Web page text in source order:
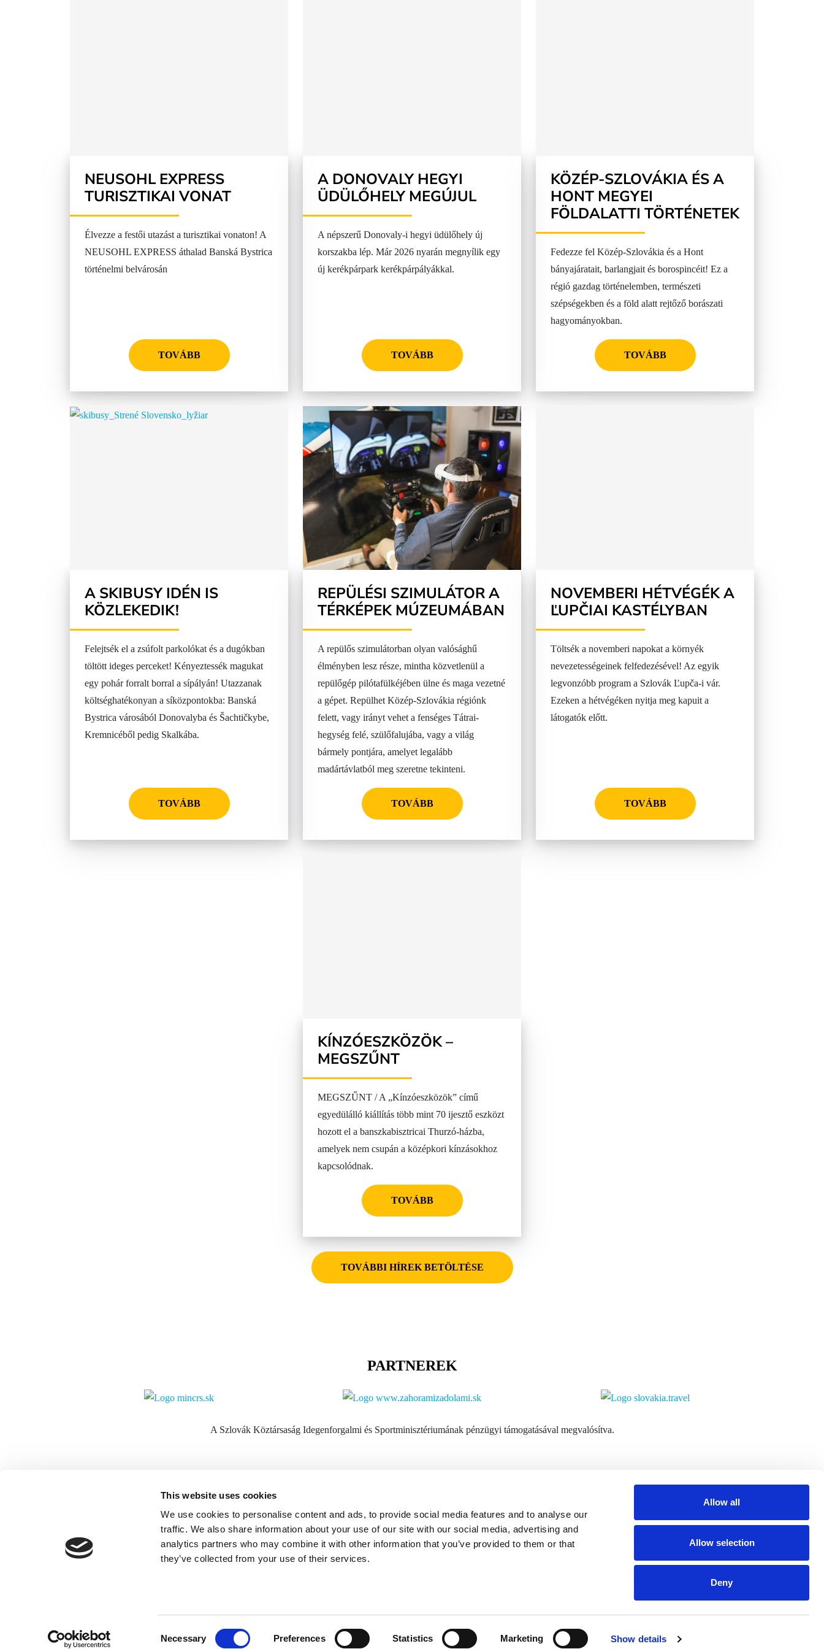
This website uses cookies
We use cookies to personalise content and ads, to provide social media features and to analyse our
traffic. We also share information about your use of our site with our social media, advertising and
analytics partners who may combine it with other information that you’ve provided to them or that
they’ve collected from your use of their services.
Necessary Preferences Statistics Marketing Show details
Allow all
Allow selection
Deny
NEUSOHL EXPRESS
TURISZTIKAI VONAT
Élvezze a festői utazást a turisztikai vonaton! A
NEUSOHL EXPRESS áthalad Banská Bystrica
történelmi belvárosán
TOVÁBB
A DONOVALY HEGYI
ÜDÜLŐHELY MEGÚJUL
A népszerű Donovaly-i hegyi üdülőhely új
korszakba lép. Már 2026 nyarán megnyílik egy
új kerékpárpark kerékpárpályákkal.
TOVÁBB
KÖZÉP-SZLOVÁKIA ÉS A
HONT MEGYEI
FÖLDALATTI TÖRTÉNETEK
Fedezze fel Közép-Szlovákia és a Hont
bányajáratait, barlangjait és borospincéit! Ez a
régió gazdag történelemben, természeti
szépségekben és a föld alatt rejtőző borászati
hagyományokban.
TOVÁBB
A SKIBUSY IDÉN IS
KÖZLEKEDIK!
Felejtsék el a zsúfolt parkolókat és a dugókban
töltött ideges perceket! Kényeztessék magukat
egy pohár forralt borral a sípályán! Utazzanak
költséghatékonyan a síközpontokba: Banská
Bystrica városából Donovalyba és Šachtičkybe,
Kremnicéből pedig Skalkába.
TOVÁBB
REPÜLÉSI SZIMULÁTOR A
TÉRKÉPEK MÚZEUMÁBAN
A repülős szimulátorban olyan valósághű
élményben lesz része, mintha közvetlenül a
repülőgép pilótafülkéjében ülne és maga vezetné
a gépet. Repülhet Közép-Szlovákia régiónk
felett, vagy irányt vehet a fenséges Tátrai-
hegység felé, szülőfalujába, vagy a világ
bármely pontjára, amelyet legalább
madártávlatból meg szeretne tekinteni.
TOVÁBB
NOVEMBERI HÉTVÉGÉK A
ĽUPČIAI KASTÉLYBAN
Töltsék a novemberi napokat a környék
nevezetességeinek felfedezésével! Az egyik
legvonzóbb program a Szlovák Ľupča-i vár.
Ezeken a hétvégéken nyitja meg kapuit a
látogatók előtt.
TOVÁBB
KÍNZÓESZKÖZÖK –
MEGSZŰNT
MEGSZŰNT / A „Kínzóeszközök” című
egyedülálló kiállítás több mint 70 ijesztő eszközt
hozott el a banszkabisztricai Thurzó-házba,
amelyek nem csupán a középkori kínzásokhoz
kapcsolódnak.
TOVÁBB
TOVÁBBI HÍREK BETÖLTÉSE
PARTNEREK
A Szlovák Köztársaság Idegenforgalmi és Sportminisztériumának pénzügyi támogatásával megvalósítva.
OOCR Stredné Slovensko
Námestie SNP 1 (Városháza)
Banská Bystrica
E-mail:info@centralslovakia.eu
Telefon:+421 48 433 0850
Copyright © 2026 OOCR